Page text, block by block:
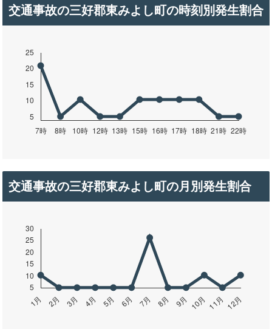
交通事故の三好郡東みよし町の時刻別発生割合
交通事故の三好郡東みよし町の月別発生割合